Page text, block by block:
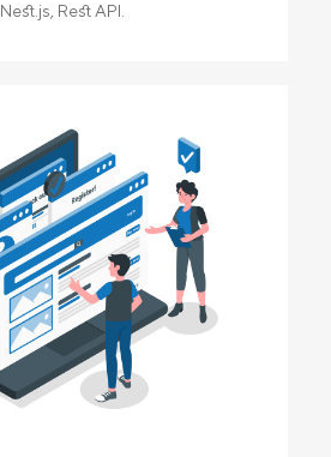
Nest.js, Rest API.